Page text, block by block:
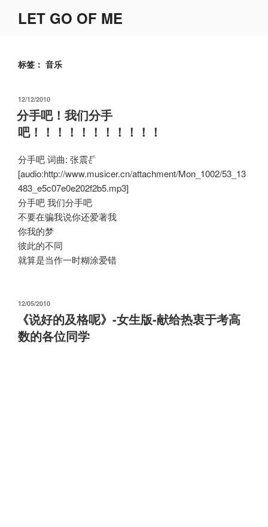
LET GO OF ME
标签： 音乐
发
布
于
12/12/2010
分手吧！我们分手
吧！！！！！！！！！！！
分手吧 词曲: 张震岳
[audio:http://www.musicer.cn/attachment/Mon_1002/53_13
483_e5c07e0e202f2b5.mp3]
分手吧 我们分手吧
不要在骗我说你还爱著我
你我的梦
彼此的不同
就算是当作一时糊涂爱错
发
12/05/2010
《说好的及格呢》-女生版-献给热衷于考高
数的各位同学